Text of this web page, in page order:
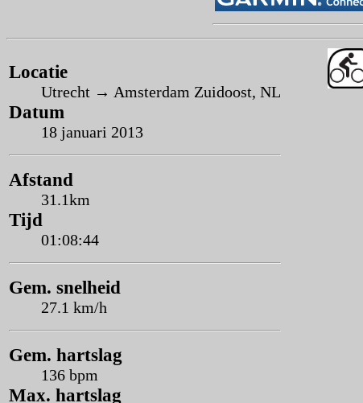
Locatie
Utrecht → Amsterdam Zuidoost, NL
Datum
18 januari 2013
Afstand
31.1km
Tijd
01:08:44
Gem. snelheid
27.1 km/h
Gem. hartslag
136 bpm
Max. hartslag